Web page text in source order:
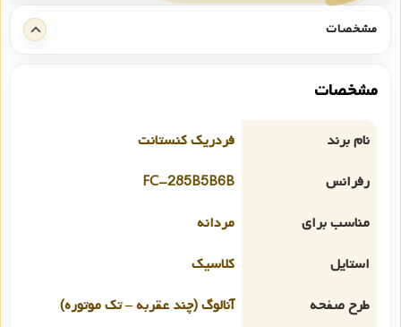
مشخصات
مشخصات
نام برند
فردریک کنستانت
رفرانس
FC-285B5B6B
مناسب برای
مردانه
استایل
کلاسیک
طرح صفحه
آنالوگ (چند عقربه – تک موتوره)